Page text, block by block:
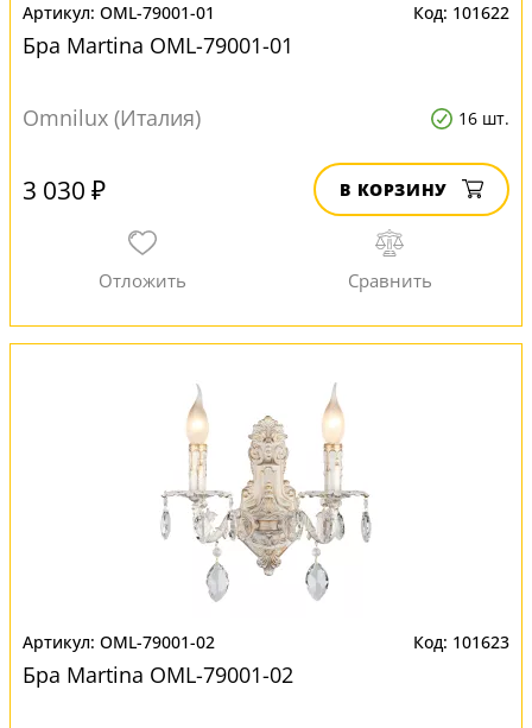
OML-79001-01 101622
Бра Martina OML-79001-01
Omnilux (Италия) 16 шт.
3 030 ₽ В КОРЗИНУ
OML-79001-02 101623
Бра Martina OML-79001-02